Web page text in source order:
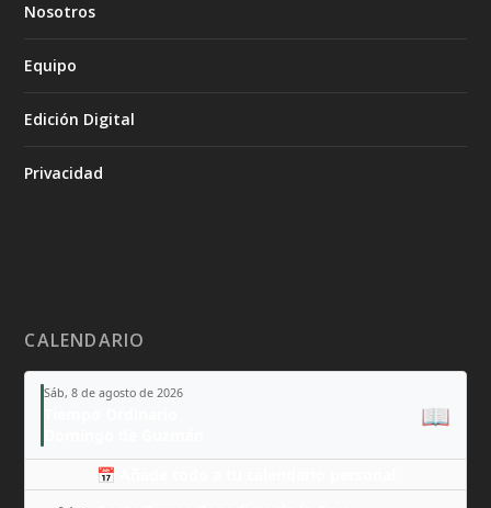
Nosotros
Equipo
Edición Digital
Privacidad
CALENDARIO
Sáb, 8 de agosto de 2026
📖
📅 Añade todo a tu calendario personal